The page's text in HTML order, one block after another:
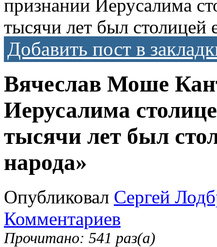
признании Иерусалима
тысячи лет был столицей
Добавить пост в
Вячеслав Моше
Иерусалима
тысячи лет был
народа»
Опубликовал Сергей
Комментариев
Прочитано: 541 раз(а)